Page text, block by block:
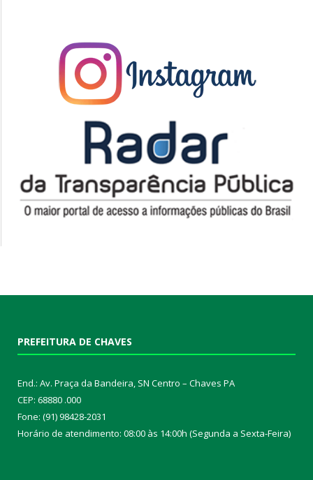
PREFEITURA DE CHAVES
End.: Av. Praça da Bandeira, SN Centro – Chaves PA
CEP: 68880 .000
Fone: (91) 98428-2031
Horário de atendimento: 08:00 às 14:00h (Segunda a Sexta-Feira)